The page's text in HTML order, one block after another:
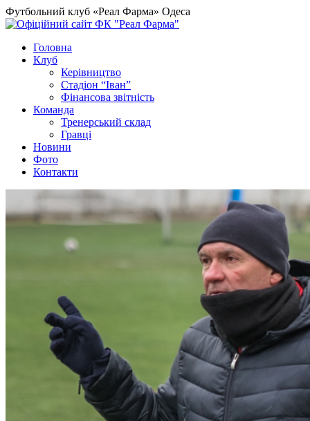
Футбольний клуб «Реал Фарма» Одеса
Головна
Клуб
Керівництво
Стадіон “Іван”
Фінансова звітність
Команда
Тренерський склад
Гравці
Новини
Фото
Контакти